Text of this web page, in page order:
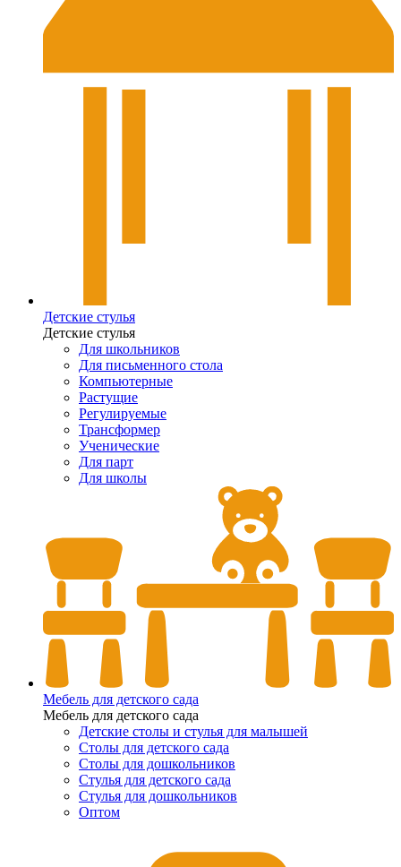
Детские стулья
Детские стулья
Для школьников
Для письменного стола
Компьютерные
Растущие
Регулируемые
Трансформер
Ученические
Для парт
Для школы
Мебель для детского сада
Мебель для детского сада
Детские столы и стулья для малышей
Столы для детского сада
Столы для дошкольников
Стулья для детского сада
Стулья для дошкольников
Оптом